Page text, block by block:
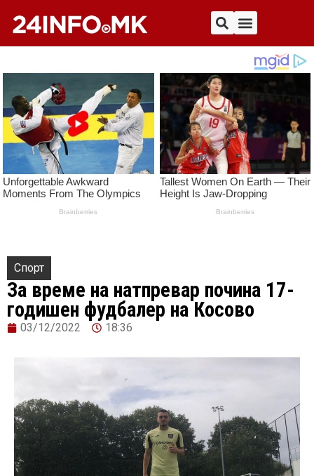
Спорт
За време на натпревар почина 17-
годишен фудбалер на Косово
03/12/2022 18:36